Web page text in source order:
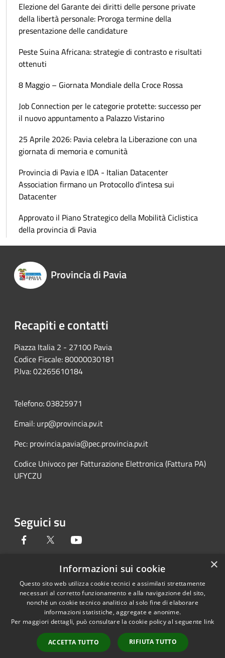
Elezione del Garante dei diritti delle persone private
della libertà personale: Proroga termine della
presentazione delle candidature
Peste Suina Africana: strategie di contrasto e risultati
ottenuti
8 Maggio – Giornata Mondiale della Croce Rossa
Job Connection per le categorie protette: successo per
il nuovo appuntamento a Palazzo Vistarino
25 Aprile 2026: Pavia celebra la Liberazione con una
giornata di memoria e comunità
Provincia di Pavia e IDA - Italian Datacenter
Association firmano un Protocollo d’intesa sui
Datacenter
Approvato il Piano Strategico della Mobilità Ciclistica
della provincia di Pavia
Provincia di Pavia
Recapiti e contatti
Piazza Italia 2 - 27100 Pavia
Codice Fiscale: 80000030181
P.Iva: 02265610184
Telefono: 03825971
Email: urp@provincia.pv.it
Pec: provincia.pavia@pec.provincia.pv.it
Codice Univoco per Fatturazione Elettronica (Fattura PA)
UFYCZU
Seguici su
Facebook Twitter
RSS
Accessibilità
Cookie
Mappa del sito
Copyright © 2026 • Provincia di
Pavia • Powered by
Municipium•Accesso
redazione
×
Informazioni sui cookie
Questo sito web utilizza cookie tecnici e assimilati strettamente
necessari al corretto funzionamento e alla navigazione del sito,
nonché un cookie tecnico analitico al solo fine di elaborare
informazioni statistiche, aggregate e anonime.
Per maggiori dettagli, può consultare la cookie policy al seguente link
ACCETTA TUTTO RIFIUTA TUTTO